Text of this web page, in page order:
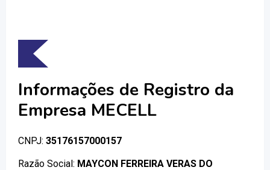
Informações de Registro da
Empresa MECELL
CNPJ: 35176157000157
Razão Social: MAYCON FERREIRA VERAS DO